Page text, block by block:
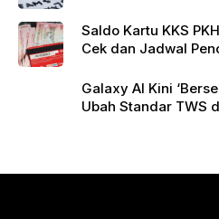
Saldo Kartu KKS
Cek dan Jadwal
Galaxy AI Kini
Ubah Standar TWS